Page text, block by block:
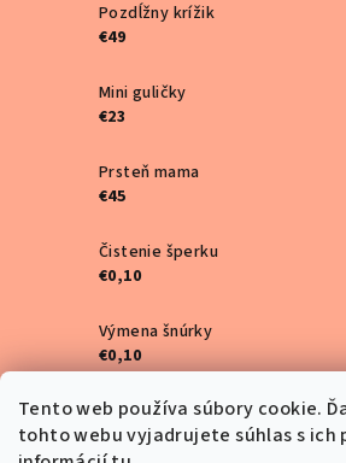
Tento web používa súbory cookie.
tohto webu vyjadrujete súhlas s ich
Pozdĺžny krížik
€49
Mini guličky
€23
Prsteň mama
€45
Čistenie šperku
€0,10
Výmena šnúrky
€0,10
Mini štvorlístky
€25